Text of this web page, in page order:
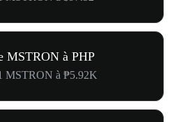
MSTRON à PHP
MSTRON à ₱5.92K